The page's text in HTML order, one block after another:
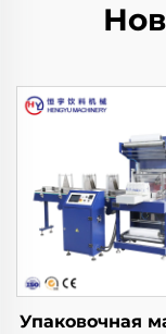
Упаковочная